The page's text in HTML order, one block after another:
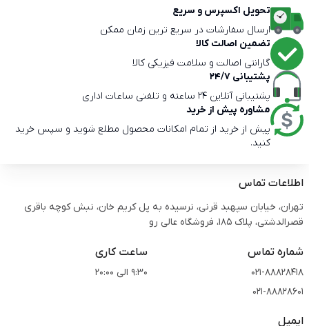
تحویل اکسپرس و سریع
ارسال سفارشات در سریع ترین زمان ممکن
تضمین اصالت کالا
گارانتی اصالت و سلامت فیزیکی کالا
پشتیبانی 24/7
پشتیبانی آنلاین 24 ساعته و تلفنی ساعات اداری
مشاوره پیش از خرید
پیش از خرید از تمام امکانات محصول مطلع شوید و سپس خرید
کنید.
اطلاعات تماس
تهران، خیابان سپهبد قرنی، نرسیده به پل کریم خان، نبش کوچه باقری
قصرالدشتی،‌ پلاک 185، فروشگاه عالی رو
شماره تماس
021-88828418
021-88828601
ساعت کاری
9:30 الی 20:00
ایمیل